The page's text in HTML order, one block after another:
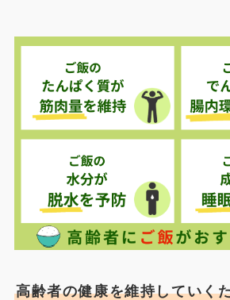
高齢者の健康を維持していく